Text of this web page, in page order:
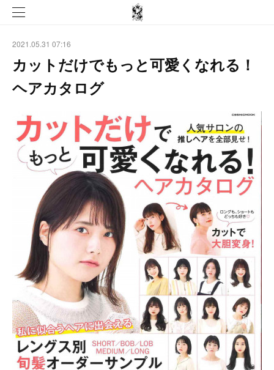
2021.05.31 07:16
カットだけでもっと可愛くなれる！
ヘアカタログ